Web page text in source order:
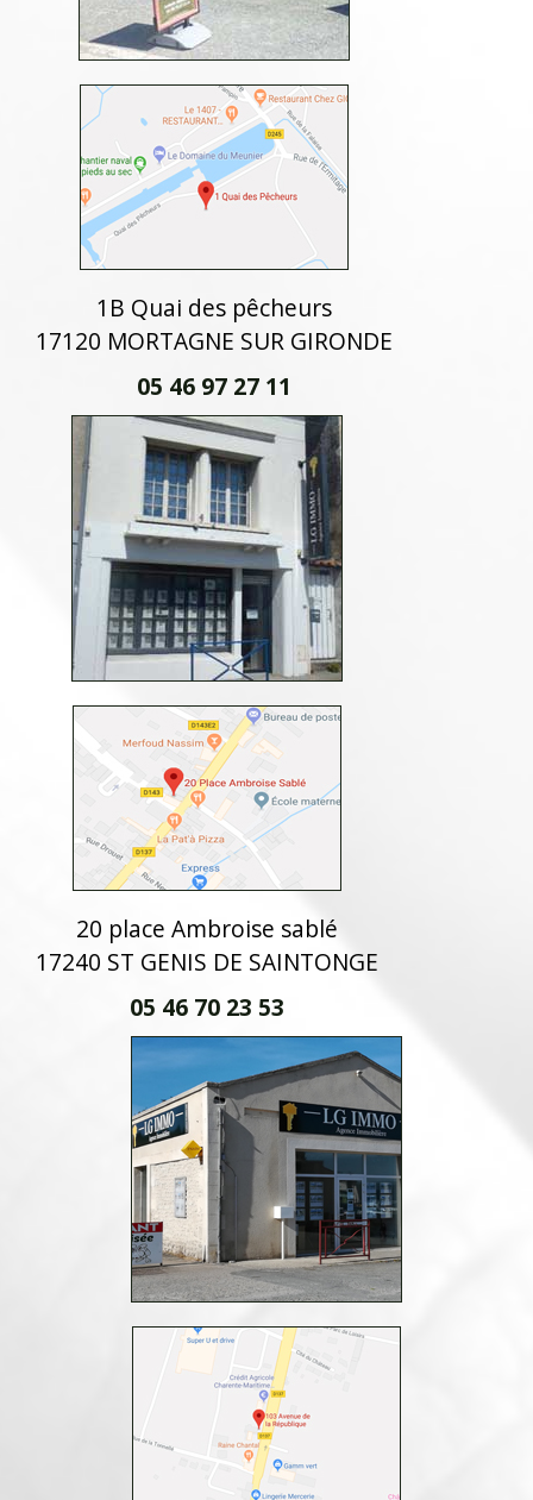
1B Quai des pêcheurs
17120 MORTAGNE SUR GIRONDE
05 46 97 27 11
20 place Ambroise sablé
17240 ST GENIS DE SAINTONGE
05 46 70 23 53